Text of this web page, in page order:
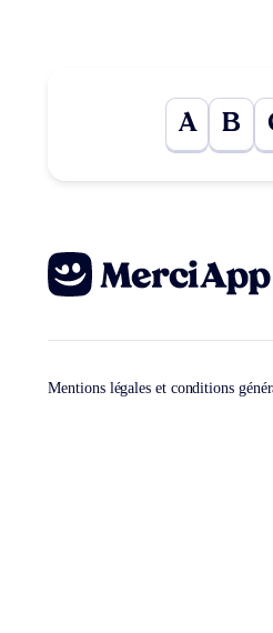
A B
Mentions légales et conditions